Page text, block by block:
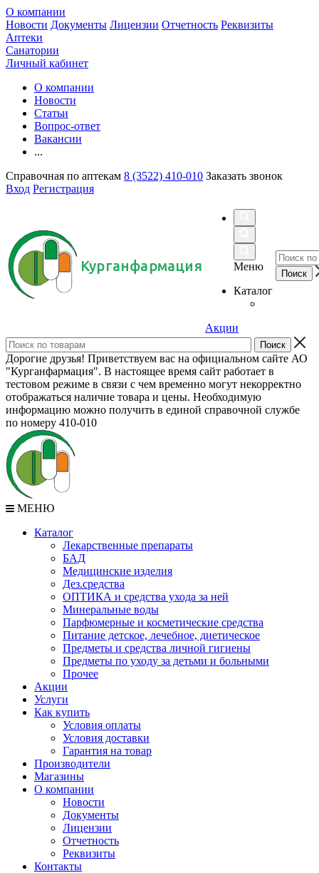
О компании
Новости Документы Лицензии Отчетность Реквизиты
Аптеки
Санатории
Личный кабинет
О компании
Новости
Статьи
Вопрос-ответ
Вакансии
...
Справочная по аптекам 8 (3522) 410-010 Заказать звонок
Вход Регистрация
Курганфармация
Меню
Каталог
Акции
Дорогие друзья! Приветствуем вас на официальном сайте АО
"Курганфармация". В настоящее время сайт работает в
тестовом режиме в связи с чем временно могут некорректно
отображаться наличие товара и цены. Необходимую
информацию можно получить в единой справочной службе
по номеру 410-010
МЕНЮ
Каталог
Лекарственные препараты
БАД
Медицинские изделия
Дез.средства
ОПТИКА и средства ухода за ней
Минеральные воды
Парфюмерные и косметические средства
Питание детское, лечебное, диетическое
Предметы и средства личной гигиены
Предметы по уходу за детьми и больными
Прочее
Акции
Услуги
Как купить
Условия оплаты
Условия доставки
Гарантия на товар
Производители
Магазины
О компании
Новости
Документы
Лицензии
Отчетность
Реквизиты
Контакты